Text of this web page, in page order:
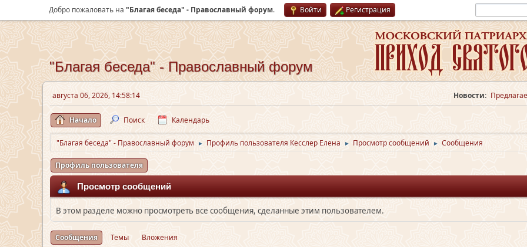
Добро пожаловать на "Благая беседа" - Православный форум. Войти Регистрация
"Благая беседа" - Православный форум
августа 06, 2026, 14:58:14 Новости:
Начало Поиск Календарь
"Благая беседа" - Православный форум ► Профиль пользователя Кесслер Елена ► Просмотр сообщений ► Сообщения
Профиль пользователя
Просмотр сообщений
В этом разделе можно просмотреть все сообщения, сделанные этим пользователем.
Сообщения Темы Вложения